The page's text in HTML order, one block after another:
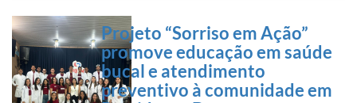
Projeto “Sorriso em Ação”
promove educação em saúde
bucal e atendimento
preventivo à comunidade em